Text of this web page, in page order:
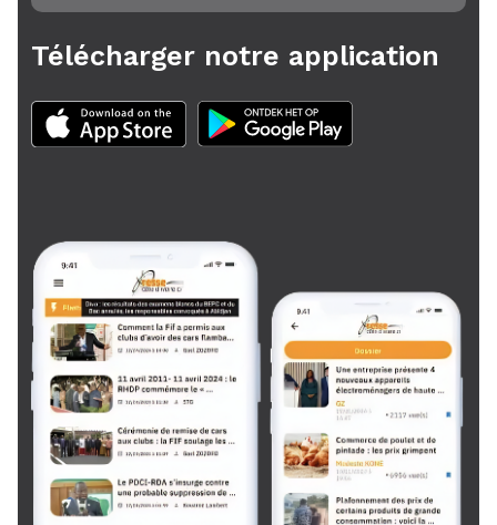
Télécharger notre application